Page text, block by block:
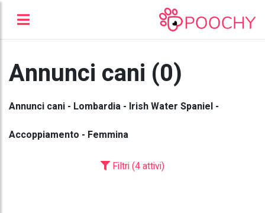
Annunci cani (0)
Annunci cani - Lombardia - Irish Water Spaniel -
Accoppiamento - Femmina
Filtri (4 attivi)